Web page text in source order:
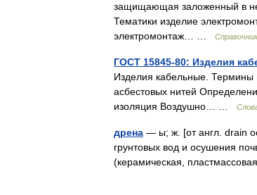
защищающая заложенный в
Тематики изделие
электромонтаж… …
ГОСТ 15845-80: Изделия
Изделия кабельные. Термины
асбестовых нитей
изоляция Воздушно… …
дрена — ы; ж. [от англ. drain
грунтовых вод и осушения
(керамическая,